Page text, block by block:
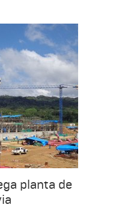
planta de